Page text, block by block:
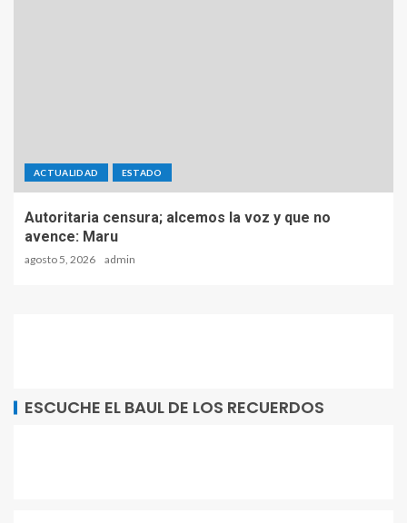
ACTUALIDAD ESTADO
Autoritaria censura; alcemos la voz y que no
avence: Maru
agosto 5, 2026 admin
ESCUCHE EL BAUL DE LOS RECUERDOS